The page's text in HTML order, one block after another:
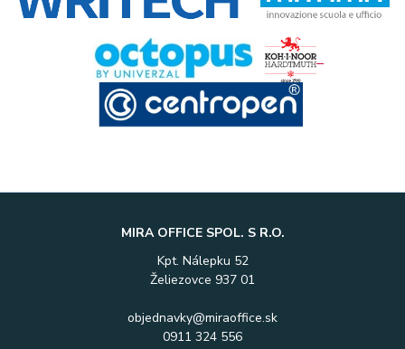
MIRA OFFICE SPOL. S R.O.
Kpt. Nálepku 52
Želiezovce 937 01
objednavky@miraoffice.sk
0911 324 556